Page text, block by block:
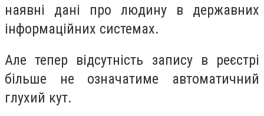
наявні дані про людину в державних
інформаційних системах.
Але тепер відсутність запису в реєстрі
більше не означатиме автоматичний
глухий кут.